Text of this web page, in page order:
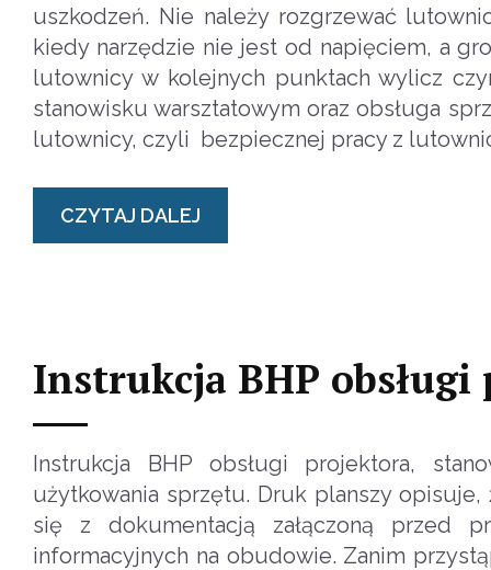
uszkodzeń. Nie należy rozgrzewać
kiedy narzędzie nie jest od napięciem, a
lutownicy w kolejnych punktach wylicz
stanowisku warsztatowym oraz obsługa
lutownicy, czyli bezpiecznej pracy z
CZYTAJ DALEJ
Instrukcja BHP
Instrukcja BHP obsługi projektora,
użytkowania sprzętu. Druk planszy
się z dokumentacją załączoną przed
informacyjnych na obudowie. Zanim